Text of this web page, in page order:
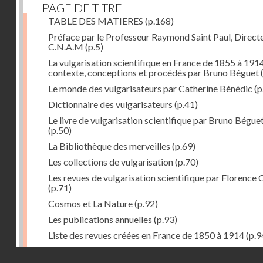
PAGE DE TITRE
TABLE DES MATIERES (p.168)
Préface par le Professeur Raymond Saint Paul,
C.N.A.M (p.5)
La vulgarisation scientifique en France de 1855 à
contexte, conceptions et procédés par Bruno Béguet
Le monde des vulgarisateurs par Catherine Bénédic
Dictionnaire des vulgarisateurs (p.41)
Le livre de vulgarisation scientifique par Bruno
(p.50)
La Bibliothèque des merveilles (p.69)
Les collections de vulgarisation(p.70)
Les revues de vulgarisation scientifique par Florence
(p.71)
Cosmos et La Nature(p.92)
Les publications annuelles (p.93)
Liste des revues créées en France de 1850 à 1914